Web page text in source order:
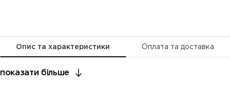
Опис та характеристики Оплата та доставка
показати більше